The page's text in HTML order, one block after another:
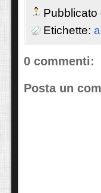
Pubblicato
Etichette:
0 commenti:
Posta un